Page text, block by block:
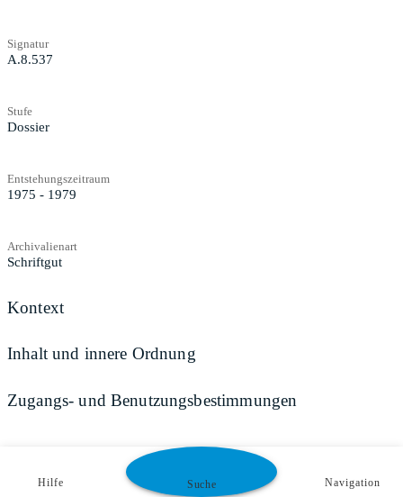
Signatur
A.8.537
Stufe
Dossier
Entstehungszeitraum
1975 - 1979
Archivalienart
Schriftgut
Kontext
Inhalt und innere Ordnung
Zugangs- und Benutzungsbestimmungen
Hilfe Suche Navigation